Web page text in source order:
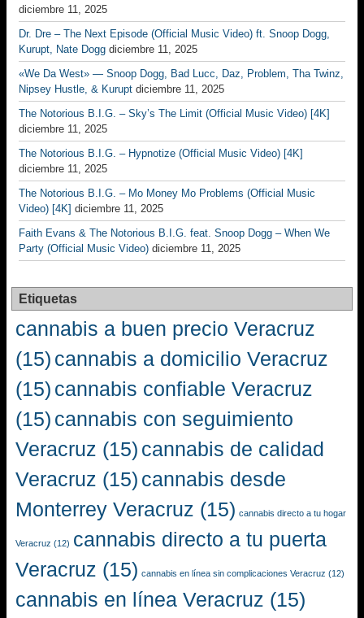
diciembre 11, 2025
Dr. Dre – The Next Episode (Official Music Video) ft. Snoop Dogg,
Kurupt, Nate Dogg diciembre 11, 2025
«We Da West» — Snoop Dogg, Bad Lucc, Daz, Problem, Tha Twinz,
Nipsey Hustle, & Kurupt diciembre 11, 2025
The Notorious B.I.G. – Sky’s The Limit (Official Music Video) [4K]
diciembre 11, 2025
The Notorious B.I.G. – Hypnotize (Official Music Video) [4K]
diciembre 11, 2025
The Notorious B.I.G. – Mo Money Mo Problems (Official Music
Video) [4K] diciembre 11, 2025
Faith Evans & The Notorious B.I.G. feat. Snoop Dogg – When We
Party (Official Music Video) diciembre 11, 2025
Etiquetas
cannabis a buen precio Veracruz
(15) cannabis a domicilio Veracruz
(15) cannabis confiable Veracruz
(15) cannabis con seguimiento
Veracruz (15) cannabis de calidad
Veracruz (15) cannabis desde
Monterrey Veracruz (15) cannabis directo a tu hogar
Veracruz (12) cannabis directo a tu puerta
Veracruz (15) cannabis en línea sin complicaciones Veracruz (12)
cannabis en línea Veracruz (15)